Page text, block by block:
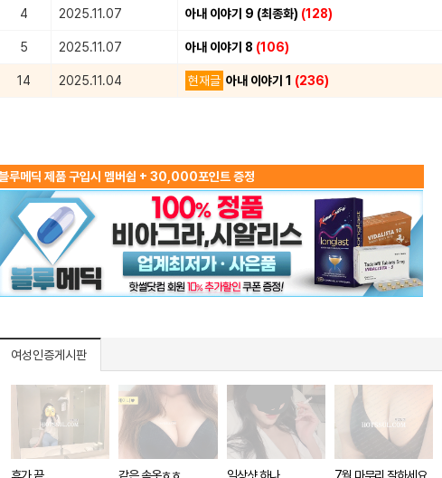
4 2025.11.07 아내 이야기 9 (최종화) (128)
5 2025.11.07 아내 이야기 8 (106)
14 2025.11.04 현재글 아내 이야기 1 (236)
루메딕 제품 구입시 멤버쉽 + 30,000포인트 증정
여성인증게시판